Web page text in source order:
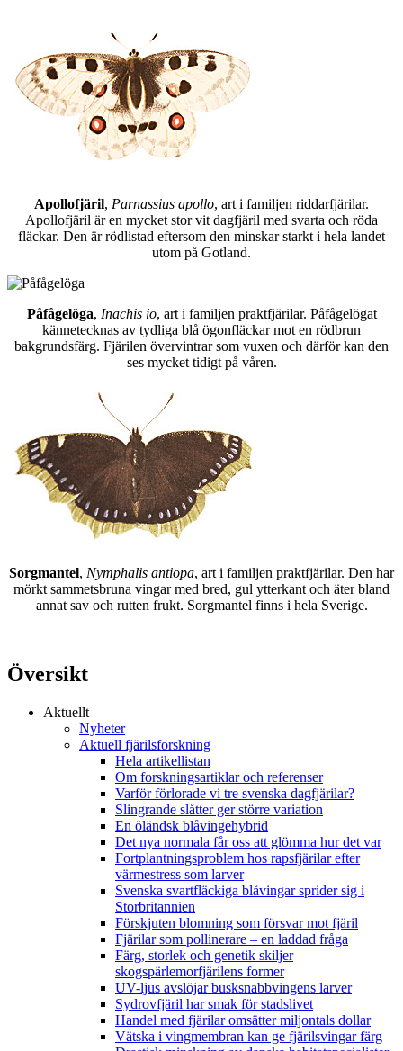
Apollofjäril, Parnassius apollo, art i familjen riddarfjärilar.
Apollofjäril är en mycket stor vit dagfjäril med svarta och röda
fläckar. Den är rödlistad eftersom den minskar starkt i hela landet
utom på Gotland.
Påfågelöga, Inachis io, art i familjen praktfjärilar. Påfågelögat
kännetecknas av tydliga blå ögonfläckar mot en rödbrun
bakgrundsfärg. Fjärilen övervintrar som vuxen och därför kan den
ses mycket tidigt på våren.
Sorgmantel, Nymphalis antiopa, art i familjen praktfjärilar. Den har
mörkt sammetsbruna vingar med bred, gul ytterkant och äter bland
annat sav och rutten frukt. Sorgmantel finns i hela Sverige.
Översikt
Aktuellt
Nyheter
Aktuell fjärilsforskning
Hela artikellistan
Om forskningsartiklar och referenser
Varför förlorade vi tre svenska dagfjärilar?
Slingrande slåtter ger större variation
En öländsk blåvingehybrid
Det nya normala får oss att glömma hur det var
Fortplantningsproblem hos rapsfjärilar efter
värmestress som larver
Svenska svartfläckiga blåvingar sprider sig i
Storbritannien
Förskjuten blomning som försvar mot fjäril
Fjärilar som pollinerare – en laddad fråga
Färg, storlek och genetik skiljer
skogspärlemorfjärilens former
UV-ljus avslöjar busksnabbvingens larver
Sydrovfjäril har smak för stadslivet
Handel med fjärilar omsätter miljontals dollar
Vätska i vingmembran kan ge fjärilsvingar färg